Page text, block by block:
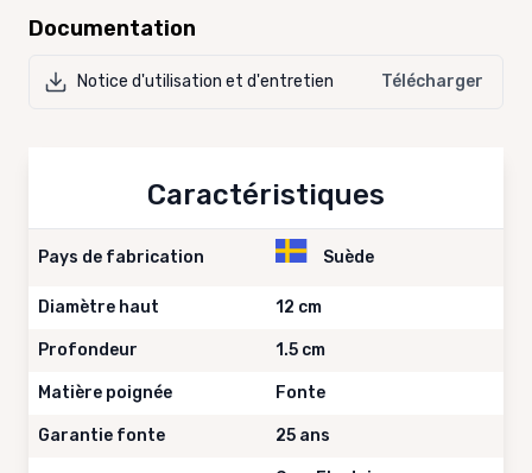
Documentation
Notice d'utilisation et d'entretien Télécharger
Caractéristiques
Pays de fabrication Suède
Diamètre haut 12 cm
Profondeur 1.5 cm
Matière poignée Fonte
Garantie fonte 25 ans